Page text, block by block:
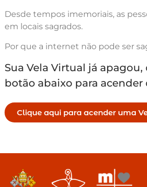
Desde tempos imemoriais, as
em locais sagrados.
Por que a internet não pode ser
Sua Vela Virtual já
botão abaixo para acender
Clique aqui para acender uma